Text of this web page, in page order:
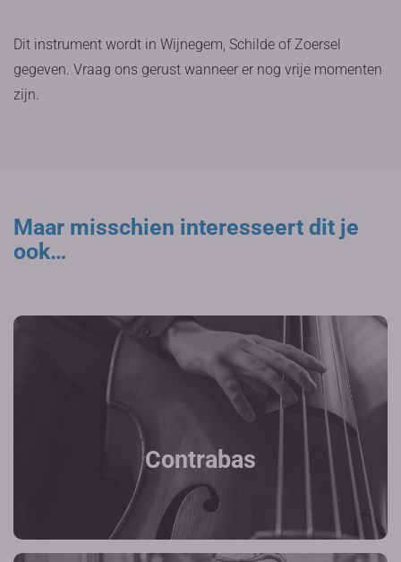
Dit instrument wordt in Wijnegem, Schilde of Zoersel
gegeven. Vraag ons gerust wanneer er nog vrije momenten
zijn.
Maar misschien interesseert dit je
ook…
Contrabas